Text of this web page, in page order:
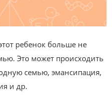
ребенок больше не
Это может происходить
семью, эмансипация,
и др.